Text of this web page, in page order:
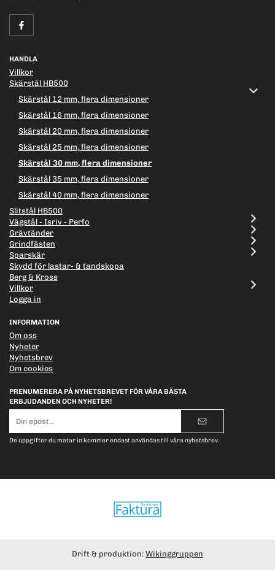
HANDLA
Villkor
Skärstål HB500
Skärstål 12 mm, flera dimensioner
Skärstål 16 mm, flera dimensioner
Skärstål 20 mm, flera dimensioner
Skärstål 25 mm, flera dimensioner
Skärstål 30 mm, flera dimensioner
Skärstål 35 mm, flera dimensioner
Skärstål 40 mm, flera dimensioner
Slitstål HB500
Vägstål - Isriv - Perfo
Grävtänder
Grindfästen
Sparskär
Skydd för lastar- & tandskopa
Berg & Kross
Villkor
Logga in
INFORMATION
Om oss
Nyheter
Nyhetsbrev
Om cookies
PRENUMERERA PÅ NYHETSBREVET FÖR VÅRA BÄSTA
ERBJUDANDEN OCH NYHETER!
postadress
De uppgifter du matar in kommer endast användas till våra nyhetsbrev.
Drift & produktion: Wikinggruppen